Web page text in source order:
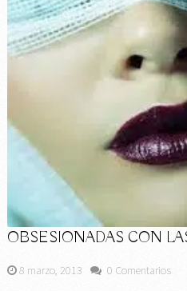
OBSESIONADAS CON
8 marzo, 2013 0 Comentarios